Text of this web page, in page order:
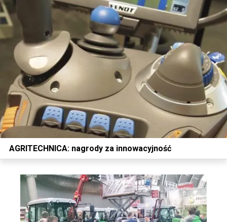
AGRITECHNICA: nagrody za innowacyjność